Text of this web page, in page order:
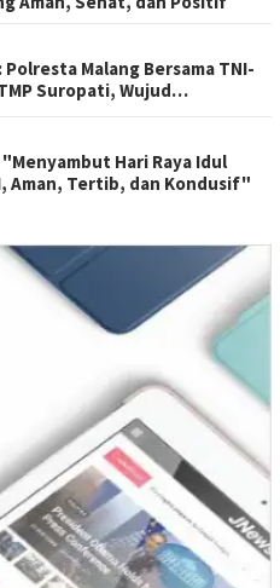
Polresta Malang Bersama TNI-
Suropati, Wujud
Hari Raya Idul
Aman, Tertib, dan Kondusif"